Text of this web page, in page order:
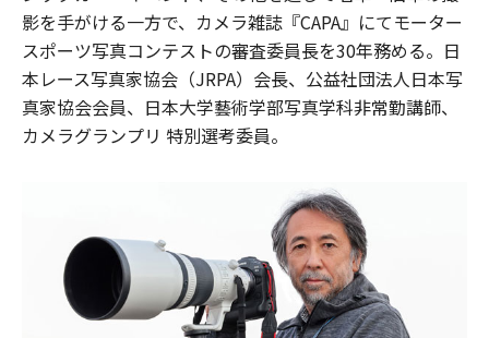
影を手がける一方で、カメラ雑誌『CAPA』にてモーター
スポーツ写真コンテストの審査委員長を30年務める。日
本レース写真家協会（JRPA）会長、公益社団法人日本写
真家協会会員、日本大学藝術学部写真学科非常勤講師、
カメラグランプリ 特別選考委員。